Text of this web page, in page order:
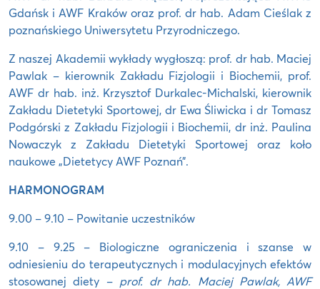
Gdańsk i AWF Kraków oraz prof. dr hab. Adam Cieślak z
poznańskiego Uniwersytetu Przyrodniczego.
Z naszej Akademii wykłady wygłoszą: prof. dr hab. Maciej
Pawlak – kierownik Zakładu Fizjologii i Biochemii, prof.
AWF dr hab. inż. Krzysztof Durkalec-Michalski, kierownik
Zakładu Dietetyki Sportowej, dr Ewa Śliwicka i dr Tomasz
Podgórski z Zakładu Fizjologii i Biochemii, dr inż. Paulina
Nowaczyk z Zakładu Dietetyki Sportowej oraz koło
naukowe „Dietetycy AWF Poznań”.
HARMONOGRAM
9.00 – 9.10 – Powitanie uczestników
9.10 – 9.25 – Biologiczne ograniczenia i szanse w
odniesieniu do terapeutycznych i modulacyjnych efektów
stosowanej diety – prof. dr hab. Maciej Pawlak, AWF